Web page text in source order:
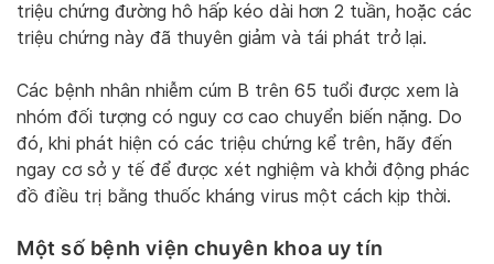
triệu chứng đường hô hấp kéo dài hơn 2 tuần, hoặc các
triệu chứng này đã thuyên giảm và tái phát trở lại.
Các bệnh nhân nhiễm cúm B trên 65 tuổi được xem là
nhóm đối tượng có nguy cơ cao chuyển biến nặng. Do
đó, khi phát hiện có các triệu chứng kể trên, hãy đến
ngay cơ sở y tế để được xét nghiệm và khởi động phác
đồ điều trị bằng thuốc kháng virus một cách kịp thời.
Một số bệnh viện chuyên khoa uy tín